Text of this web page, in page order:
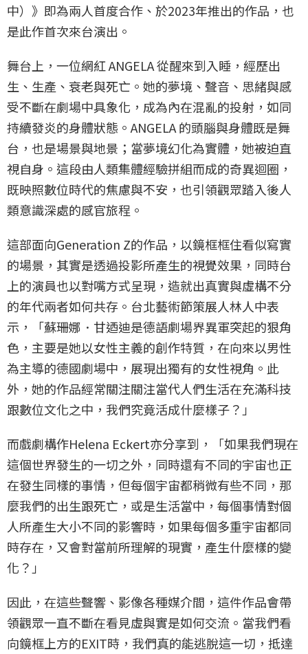
中）》即為兩人首度合作、於2023年推出的作品，也
是此作首次來台演出。
舞台上，一位網紅 ANGELA 從醒來到入睡，經歷出
生、生產、衰老與死亡。她的夢境、聲音、思緒與感
受不斷在劇場中具象化，成為內在混亂的投射，如同
持續發炎的身體狀態。ANGELA 的頭腦與身體既是舞
台，也是場景與地景；當夢境幻化為實體，她被迫直
視自身。這段由人類集體經驗拼組而成的奇異迴圈，
既映照數位時代的焦慮與不安，也引領觀眾踏入後人
類意識深處的感官旅程。
這部面向Generation Z的作品，以鏡框框住看似寫實
的場景，其實是透過投影所產生的視覺效果，同時台
上的演員也以對嘴方式呈現，造就出真實與虛構不分
的年代兩者如何共存。台北藝術節策展人林人中表
示，「蘇珊娜．甘迺迪是德語劇場界異軍突起的狠角
色，主要是她以女性主義的創作特質，在向來以男性
為主導的德國劇場中，展現出獨有的女性視角。此
外，她的作品經常關注關注當代人們生活在充滿科技
跟數位文化之中，我們究竟活成什麼樣子？」
而戲劇構作Helena Eckert亦分享到，「如果我們現在
這個世界發生的一切之外，同時還有不同的宇宙也正
在發生同樣的事情，但每個宇宙都稍微有些不同，那
麼我們的出生跟死亡，或是生活當中，每個事情對個
人所產生大小不同的影響時，如果每個多重宇宙都同
時存在，又會對當前所理解的現實，產生什麼樣的變
化？」
因此，在這些聲響、影像各種媒介間，這件作品會帶
領觀眾一直不斷在看見虛與實是如何交流。當我們看
向鏡框上方的EXIT時，我們真的能逃脫這一切，抵達